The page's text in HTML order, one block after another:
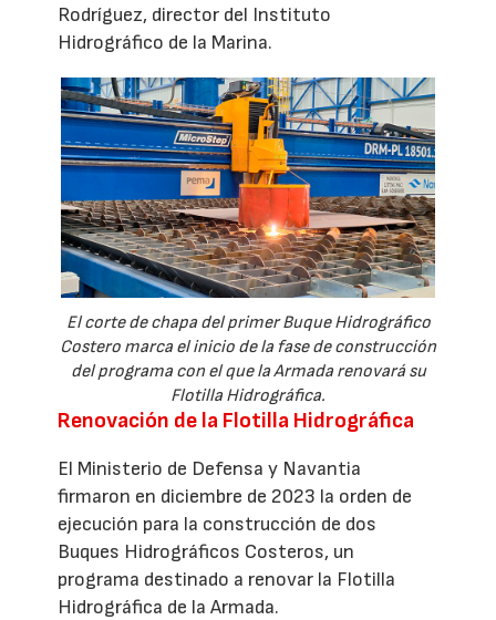
Rodríguez, director del Instituto
Hidrográfico de la Marina.
El corte de chapa del primer Buque Hidrográfico
Costero marca el inicio de la fase de construcción
del programa con el que la Armada renovará su
Flotilla Hidrográfica.
Renovación de la Flotilla Hidrográfica
El Ministerio de Defensa y Navantia
firmaron en diciembre de 2023 la orden de
ejecución para la construcción de dos
Buques Hidrográficos Costeros, un
programa destinado a renovar la Flotilla
Hidrográfica de la Armada.